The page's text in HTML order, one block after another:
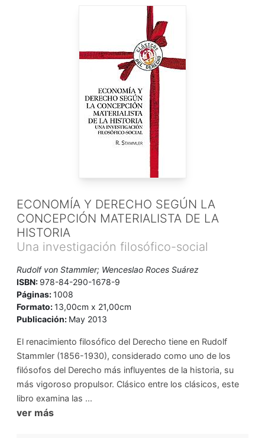
ECONOMÍA Y DERECHO SEGÚN LA
CONCEPCIÓN MATERIALISTA DE LA
HISTORIA
Una investigación filosófico-social
Rudolf von Stammler; Wenceslao Roces Suárez
ISBN: 978-84-290-1678-9
Páginas:1008
Formato:13,00cm x 21,00cm
Publicación: May 2013
El renacimiento filosófico del Derecho tiene en Rudolf
Stammler (1856-1930), considerado como uno de los
filósofos del Derecho más influyentes de la historia, su
más vigoroso propulsor. Clásico entre los clásicos, este
libro examina las ...
ver más